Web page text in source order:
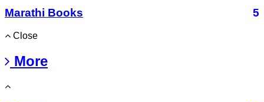
Marathi Books
5
Close
More